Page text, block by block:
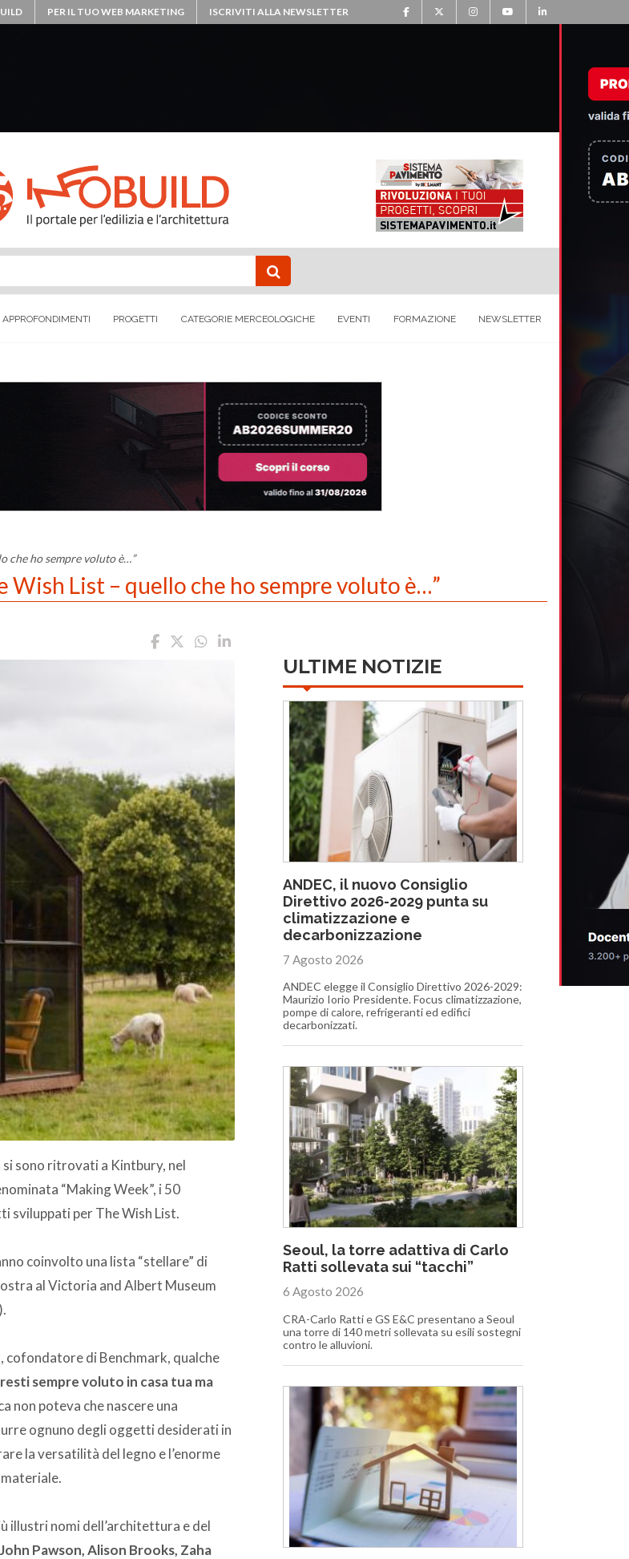
PER IL TUO WEB MARKETING ISCRIVITI ALLA NEWSLETTER
APPROFONDIMENTI PROGETTI CATEGORIE MERCEOLOGICHE EVENTI FORMAZIONE NEWSLETTER
che ho sempre voluto è…”
Wish List – quello che ho sempre voluto è…”
sono ritrovati a Kintbury, nel
“Making Week”, i 50
sviluppati per The Wish List.
coinvolto una lista “stellare” di
al Victoria and Albert Museum
cofondatore di Benchmark, qualche
sempre voluto in casa tua ma
non poteva che nascere una
ognuno degli oggetti desiderati in
la versatilità del legno e l’enorme
illustri nomi dell’architettura e del
Pawson, Alison Brooks, Zaha
ULTIME NOTIZIE
ANDEC, il nuovo Consiglio
Direttivo 2026-2029 punta su
climatizzazione e
decarbonizzazione
7 Agosto 2026
ANDEC elegge il Consiglio Direttivo 2026-2029:
Maurizio Iorio Presidente. Focus climatizzazione,
pompe di calore, refrigeranti ed edifici
decarbonizzati.
Seoul, la torre adattiva di Carlo
Ratti sollevata sui “tacchi”
6 Agosto 2026
CRA-Carlo Ratti e GS E&C presentano a Seoul
una torre di 140 metri sollevata su esili sostegni
contro le alluvioni.